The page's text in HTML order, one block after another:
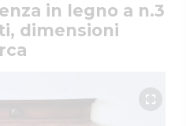
in legno a n.3
dimensioni